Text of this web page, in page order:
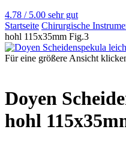
4.78 / 5.00 sehr gut
Startseite Chirurgische
hohl 115x35mm Fig.3
Für eine größere Ansicht
Doyen
hohl